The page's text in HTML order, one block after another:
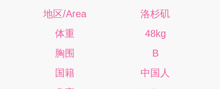
地区/Area
洛杉矶
体重
48kg
胸围
B
国籍
中国人